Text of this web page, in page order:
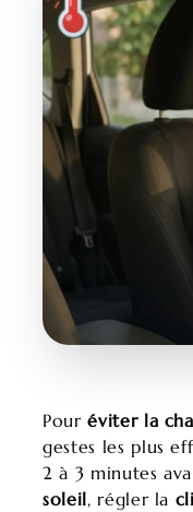
Pouréviter la
gestes les plus
2 à 3 minutes
soleil, régler la